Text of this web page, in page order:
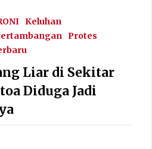
Keluhan
Protes
Liar di Sekitar
Diduga Jadi